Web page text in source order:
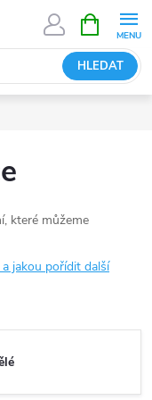
HLEDAT
NÁKUPNÍ
KOŠÍK
které můžeme
jakou pořídit další